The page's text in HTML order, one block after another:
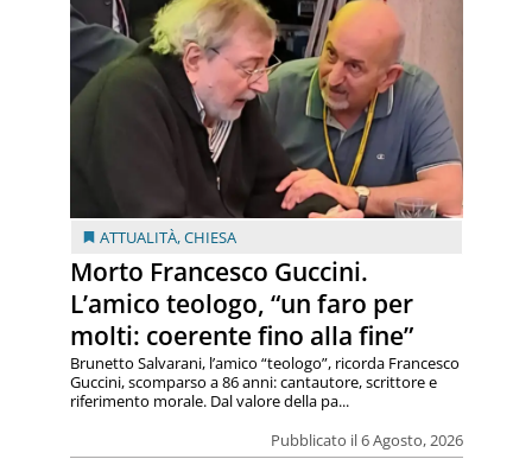
ATTUALITÀ,CHIESA
Morto Francesco Guccini.
L’amico teologo, “un faro per
molti: coerente fino alla fine”
Pubblicato il 6 Agosto, 2026
Brunetto Salvarani, l’amico “teologo”, ricorda Francesco
Guccini, scomparso a 86 anni: cantautore, scrittore e
riferimento morale. Dal valore della pa...